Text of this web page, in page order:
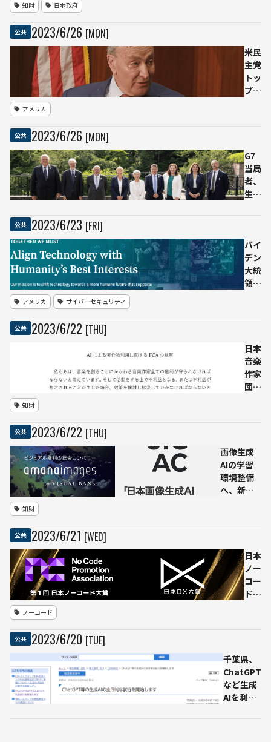
参加
者の
要望
に応
開始
知財 日本政府
公共 2023/6/26 [MON]
米民
主党
トッ
プ、
て全
面的
法制
度の
アメリカ
公共 2023/6/26 [MON]
G7
当局
者、
生成
シー
問題
に対
する
公共 2023/6/23 [FRI]
バイ
デン
大統
領、
利用
リス
ク対
処の
アメリカ サイバーセキュリティ
公共 2023/6/22 [THU]
日本
音楽
作家
団体
よる
著作
物利
用へ
知財
公共 2023/6/22 [THU]
画像生成
AIの学習
環境整備
へ、新た
知財
公共 2023/6/21 [WED]
日本
ノー
コー
ド大
授賞
式が
6月
23
ノーコード
公共 2023/6/20 [TUE]
千葉県、
ChatGPT
など生成
AIを利用